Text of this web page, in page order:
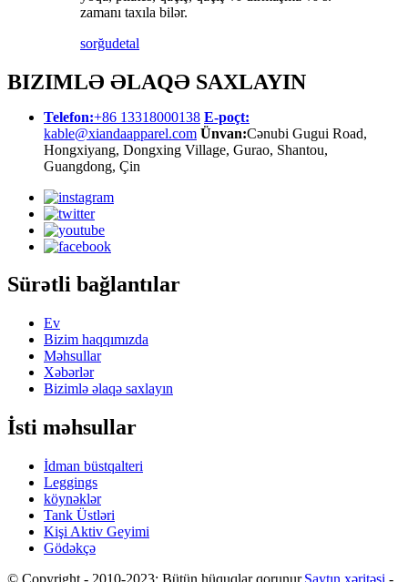
zamanı taxıla bilər.
sorğudetal
BIZIMLƏ ƏLAQƏ SAXLAYIN
Telefon:+86 13318000138 E-poçt:
kable@xiandaapparel.com Ünvan:Cənubi Gugui Road,
Hongxiyang, Dongxing Village, Gurao, Shantou,
Guangdong, Çin
Sürətli bağlantılar
Ev
Bizim haqqımızda
Məhsullar
Xəbərlər
Bizimlə əlaqə saxlayın
İsti məhsullar
İdman büstqalteri
Leggings
köynəklər
Tank Üstləri
Kişi Aktiv Geyimi
Gödəkçə